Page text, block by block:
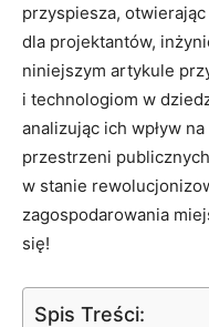
⁤przyspiesza,
‌dla projektantów,
niniejszym artykule
‍i ⁤technologiom w
analizując ich wpływ
przestrzeni
w stanie
zagospodarowania
się!
Spis Treści: